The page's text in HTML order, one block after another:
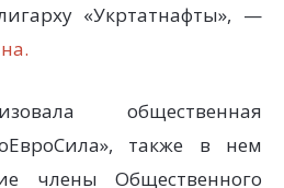
«Укртатнафты», —
общественная
также в нем
члены Общественного